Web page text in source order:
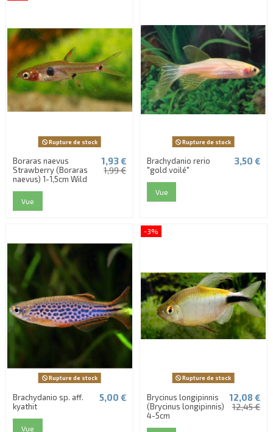
Rupture de stock
Boraras naevus
Strawberry (Boraras
naevus) 1-1,5cm Wild
1,93 €
1,99 €
Vue
Rupture de stock
Brachydanio rerio
"gold voilé"
3,50 €
Vue
Rupture de stock
Brachydanio sp. aff.
kyathit
5,00 €
Vue
-3%
Rupture de stock
Brycinus longipinnis
(Brycinus longipinnis)
4-5cm
12,08 €
12,45 €